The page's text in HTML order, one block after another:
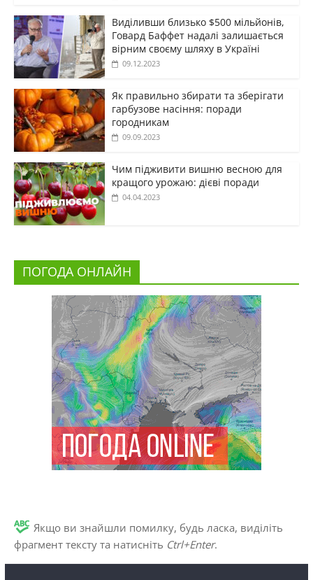
Виділивши близько $500 мільйонів,
Говард Баффет надалі залишається
вірним своєму шляху в Україні
09.12.2023
Як правильно збирати та зберігати
гарбузове насіння: поради
городникам
09.09.2023
Чим підживити вишню весною для
кращого урожаю: дієві поради
04.04.2023
ПОГОДА ОНЛАЙН
Якщо ви знайшли помилку, будь ласка, виділіть
фрагмент тексту та натисніть Ctrl+Enter.